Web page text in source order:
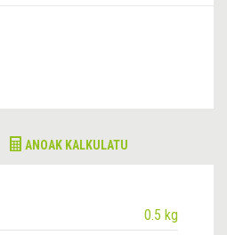
ANOAK KALKULATU
0.5 kg